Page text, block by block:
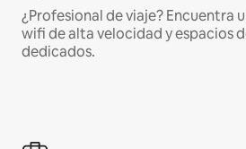
¿Profesional de viaje? Encuentra
wifi de alta velocidad y espacios
dedicados.